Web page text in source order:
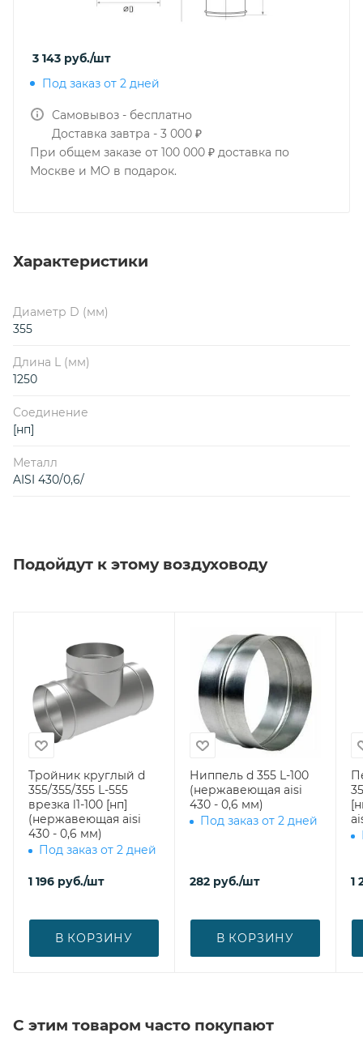
3 143 руб./шт
Под заказ от 2 дней
Самовывоз - бесплатно
Доставка завтра - 3 000 ₽
При общем заказе от 100 000 ₽ доставка по
Москве и МО в подарок.
Характеристики
Диаметр D (мм)
355
Длина L (мм)
1250
Соединение
[нп]
Металл
AISI 430/0,6/
Подойдут к этому воздуховоду
Тройник круглый d
355/355/355 L-555
врезка l1-100 [нп]
(нержавеющая aisi
430 - 0,6 мм)
Под заказ от 2 дней
1 196 руб./шт
В КОРЗИНУ
Ниппель d 355 L-100
(нержавеющая aisi
430 - 0,6 мм)
Под заказ от 2 дней
282 руб./шт
В КОРЗИНУ
1
С этим товаром часто покупают